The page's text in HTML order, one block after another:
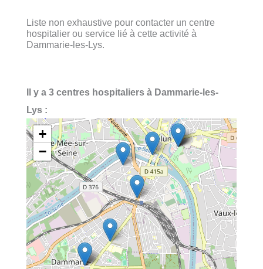
Liste non exhaustive pour contacter un centre
hospitalier ou service lié à cette activité à
Dammarie-les-Lys.
Il y a 3 centres hospitaliers à Dammarie-les-
Lys :
+
−